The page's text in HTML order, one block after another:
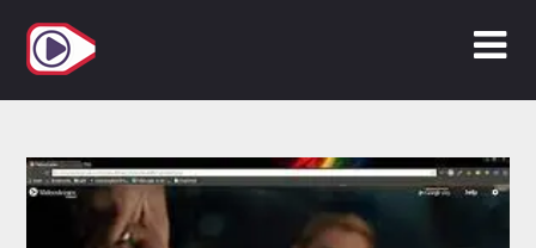
Inhalt
springen